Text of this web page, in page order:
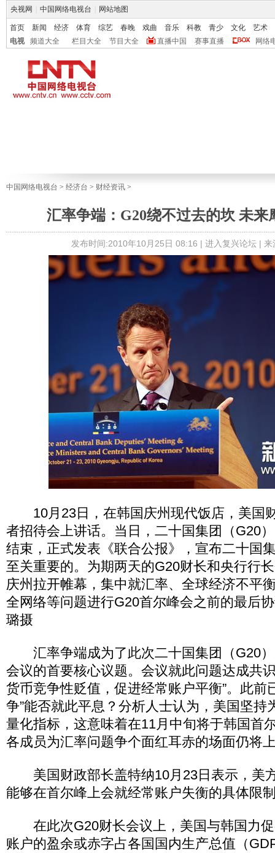
央视网 中国网络电视台 网站地图
首页 新闻 经济 体育 综艺 春晚 戏曲 音乐 科教 青少 文化
艺术
电视
频道大全 栏目大全 节目大全 直播中国 赛事直播 网络
中国网络电视台 > 经济台 > 财经资讯 >
汇率争端：G20绕不过去的坎 未来
发布时间:2010年10月25日 08:16 | 进入复兴论坛| 来
10月23日，在韩国庆州现代饭店，美国
者招待会上讲话。当日，二十国集团（G20
结束，正式发表《联合公报》，宣布二十国
至关重要的。为期两天的G20财长和央行行
庆州拉开帷幕，集中就汇率、全球经济不平
全网络等问题进行G20首尔峰会之前的最后
璐摄
汇率争端成为了此次二十国集团（G20）
会议的首要核心议题。会议就此问题达成共
货币竞争性贬值，促进经常账户平衡”。此前
争”能否就此平息？分析人士认为，美国坚持
量化指标，这意味着在11月中旬将于韩国首
各成员为汇率问题争个面红耳赤的场面仍将
美国财政部长盖特纳10月23日表示，美
能够在首尔峰上会就经常账户失衡的具体限
在此次G20财长会议上，美国与韩国力促
账户的盈余或赤字占各国国内生产总值（